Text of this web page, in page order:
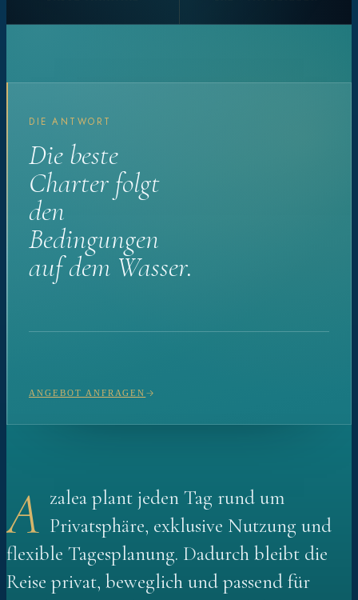
DIE ANTWORT
Die beste
Charter folgt
den
Bedingungen
auf dem Wasser.
ANGEBOT ANFRAGEN
A zalea plant jeden Tag rund um
Privatsphäre, exklusive Nutzung und
flexible Tagesplanung. Dadurch bleibt die
Reise privat, beweglich und passend für